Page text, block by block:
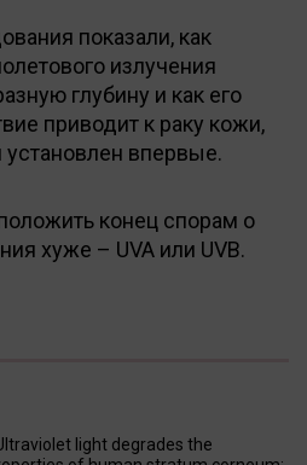
показали, как
излучения
глубину и как его
приводит к раку кожи,
впервые.
конец спорам о
хуже – UVA или UVB.
light degrades the